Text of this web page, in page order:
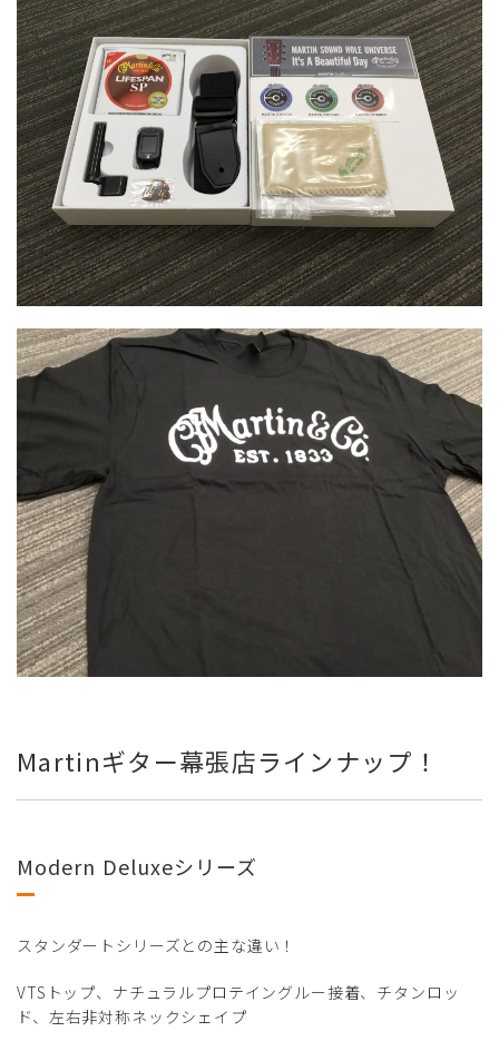
Martinギター幕張店ラインナップ！
Modern Deluxeシリーズ
スタンダートシリーズとの主な違い！
VTSトップ、ナチュラルプロテイングルー接着、チタンロッ
ド、左右非対称ネックシェイプ